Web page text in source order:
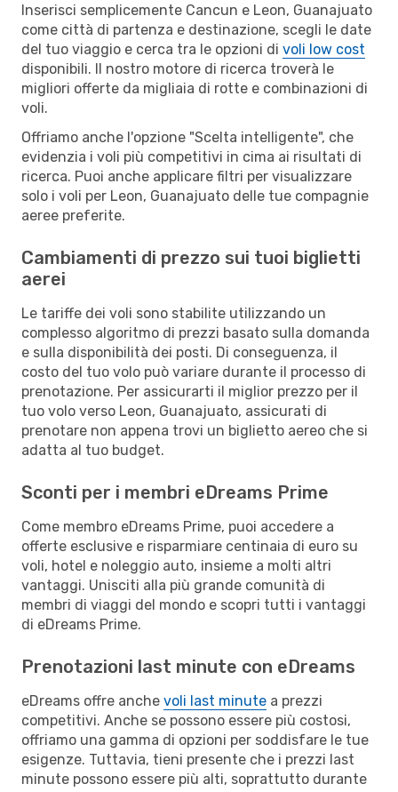
Inserisci semplicemente Cancun e Leon, Guanajuato
come città di partenza e destinazione, scegli le date
del tuo viaggio e cerca tra le opzioni di voli low cost
disponibili. Il nostro motore di ricerca troverà le
migliori offerte da migliaia di rotte e combinazioni di
voli.
Offriamo anche l'opzione "Scelta intelligente", che
evidenzia i voli più competitivi in cima ai risultati di
ricerca. Puoi anche applicare filtri per visualizzare
solo i voli per Leon, Guanajuato delle tue compagnie
aeree preferite.
Cambiamenti di prezzo sui tuoi biglietti
aerei
Le tariffe dei voli sono stabilite utilizzando un
complesso algoritmo di prezzi basato sulla domanda
e sulla disponibilità dei posti. Di conseguenza, il
costo del tuo volo può variare durante il processo di
prenotazione. Per assicurarti il miglior prezzo per il
tuo volo verso Leon, Guanajuato, assicurati di
prenotare non appena trovi un biglietto aereo che si
adatta al tuo budget.
Sconti per i membri eDreams Prime
Come membro eDreams Prime, puoi accedere a
offerte esclusive e risparmiare centinaia di euro su
voli, hotel e noleggio auto, insieme a molti altri
vantaggi. Unisciti alla più grande comunità di
membri di viaggi del mondo e scopri tutti i vantaggi
di eDreams Prime.
Prenotazioni last minute con eDreams
eDreams offre anche voli last minute a prezzi
competitivi. Anche se possono essere più costosi,
offriamo una gamma di opzioni per soddisfare le tue
esigenze. Tuttavia, tieni presente che i prezzi last
minute possono essere più alti, soprattutto durante